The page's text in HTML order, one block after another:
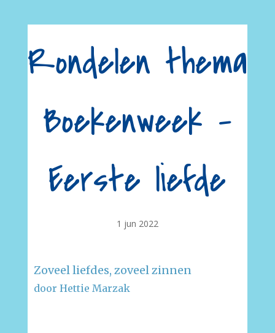
Rondelen thema
Boekenweek –
Eerste liefde
1 jun 2022
Zoveel liefdes, zoveel zinnen
door Hettie Marzak